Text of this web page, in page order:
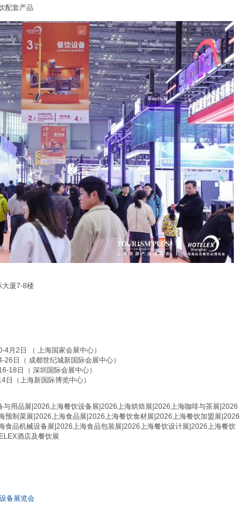
配套产品
大厦7-8楼
月2日 （ 上海国家会展中心）
日（ 成都世纪城新国际会展中心）
18日（ 深圳国际会展中心）
（上海新国际博览中心）
用品展|2026上海餐饮设备展|2026上海烘焙展|2026上海咖啡与茶展|2026
预制菜展|2026上海食品展|2026上海餐饮食材展|2026上海餐饮加盟展|2026
食品机械设备展|2026上海食品包装展|2026上海餐饮设计展|2026上海餐饮
酒店及餐饮展
备展览会